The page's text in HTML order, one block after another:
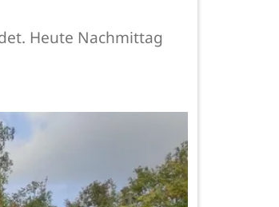
Heute Nachmittag